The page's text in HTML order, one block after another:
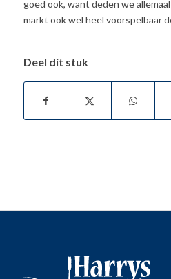
goed ook, want deden we
markt ook wel heel voorspelbaar
Deel dit stuk